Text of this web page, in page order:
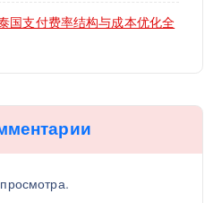
国支付费率结构与成本优化全